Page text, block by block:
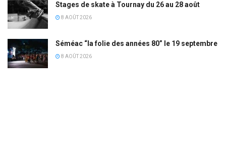
Stages de skate à Tournay du 26 au 28 août
8 AOÛT 2026
Séméac “la folie des années 80” le 19 septembre
8 AOÛT 2026